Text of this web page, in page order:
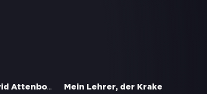
Ozean mit David Attenborough Mein Lehrer, der Krake